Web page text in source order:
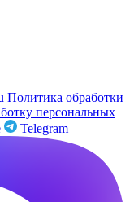
Политика обработки
персональных
Telegram